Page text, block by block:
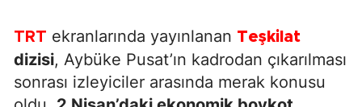
TRT ekranlarında yayınlanan Teşkilat
dizisi, Aybüke Pusat’ın kadrodan çıkarılması
sonrası izleyiciler arasında merak konusu